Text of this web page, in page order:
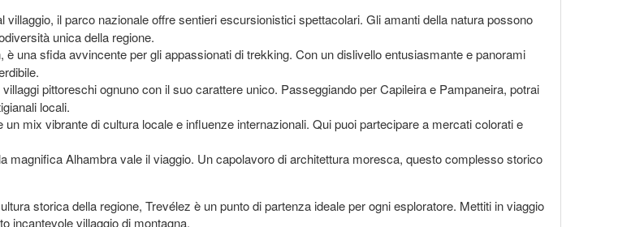
villaggio, il parco nazionale offre sentieri escursionistici spettacolari. Gli amanti della natura possono
unica della regione.
è una sfida avvincente per gli appassionati di trekking. Con un dislivello entusiasmante e panorami
pittoreschi ognuno con il suo carattere unico. Passeggiando per Capileira e Pampaneira, potrai
locali.
mix vibrante di cultura locale e influenze internazionali. Qui puoi partecipare a mercati colorati e
magnifica Alhambra vale il viaggio. Un capolavoro di architettura moresca, questo complesso storico
storica della regione, Trevélez è un punto di partenza ideale per ogni esploratore. Mettiti in viaggio
incantevole villaggio di montagna.